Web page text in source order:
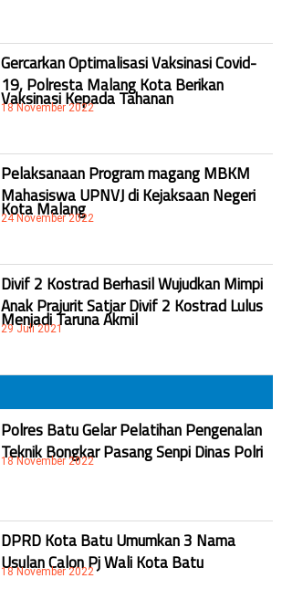
Gercarkan Optimalisasi Vaksinasi Covid-
19, Polresta Malang Kota Berikan
Vaksinasi Kepada Tahanan
18 November 2022
Pelaksanaan Program magang MBKM
Mahasiswa UPNVJ di Kejaksaan Negeri
Kota Malang
24 November 2022
Divif 2 Kostrad Berhasil Wujudkan Mimpi
Anak Prajurit Satjar Divif 2 Kostrad Lulus
Menjadi Taruna Akmil
29 Juli 2021
Polres Batu Gelar Pelatihan Pengenalan
Teknik Bongkar Pasang Senpi Dinas Polri
18 November 2022
DPRD Kota Batu Umumkan 3 Nama
Usulan Calon Pj Wali Kota Batu
18 November 2022